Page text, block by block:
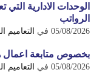
الوحدات الادارية
الرواتب
05/08/2026 في التعاميم
بخصوص متابعة اعمال
05/08/2026 في التعاميم